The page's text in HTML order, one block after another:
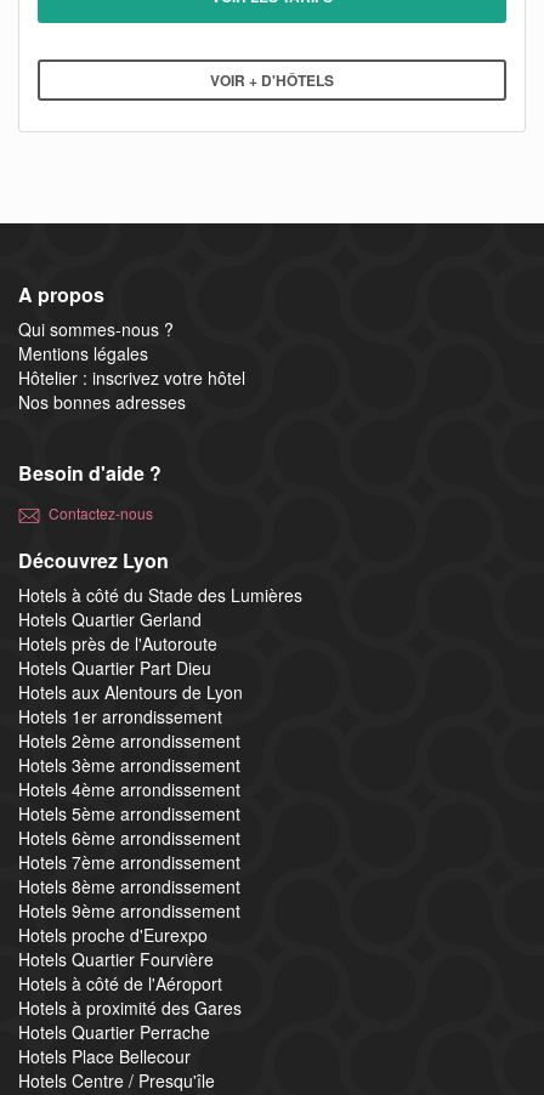
VOIR + D'HÔTELS
A propos
Qui sommes-nous ?
Mentions légales
Hôtelier : inscrivez votre hôtel
Nos bonnes adresses
Besoin d'aide ?
Contactez-nous
Découvrez Lyon
Hotels à côté du Stade des Lumières
Hotels Quartier Gerland
Hotels près de l'Autoroute
Hotels Quartier Part Dieu
Hotels aux Alentours de Lyon
Hotels 1er arrondissement
Hotels 2ème arrondissement
Hotels 3ème arrondissement
Hotels 4ème arrondissement
Hotels 5ème arrondissement
Hotels 6ème arrondissement
Hotels 7ème arrondissement
Hotels 8ème arrondissement
Hotels 9ème arrondissement
Hotels proche d'Eurexpo
Hotels Quartier Fourvière
Hotels à côté de l'Aéroport
Hotels à proximité des Gares
Hotels Quartier Perrache
Hotels Place Bellecour
Hotels Centre / Presqu'île